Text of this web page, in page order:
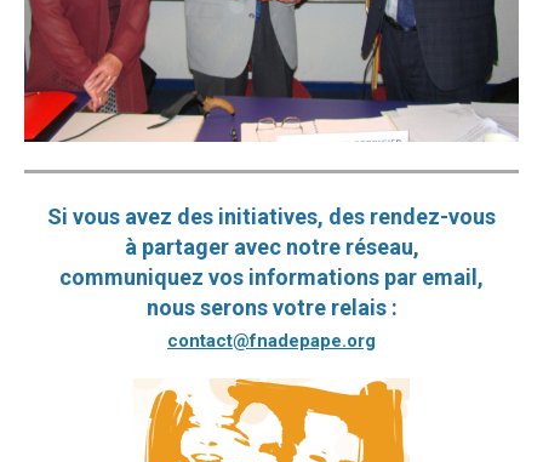
Si vous avez des initiatives, des rendez-vous
à partager avec notre réseau,
communiquez vos informations par email,
nous serons votre relais :
contact@fnadepape.org